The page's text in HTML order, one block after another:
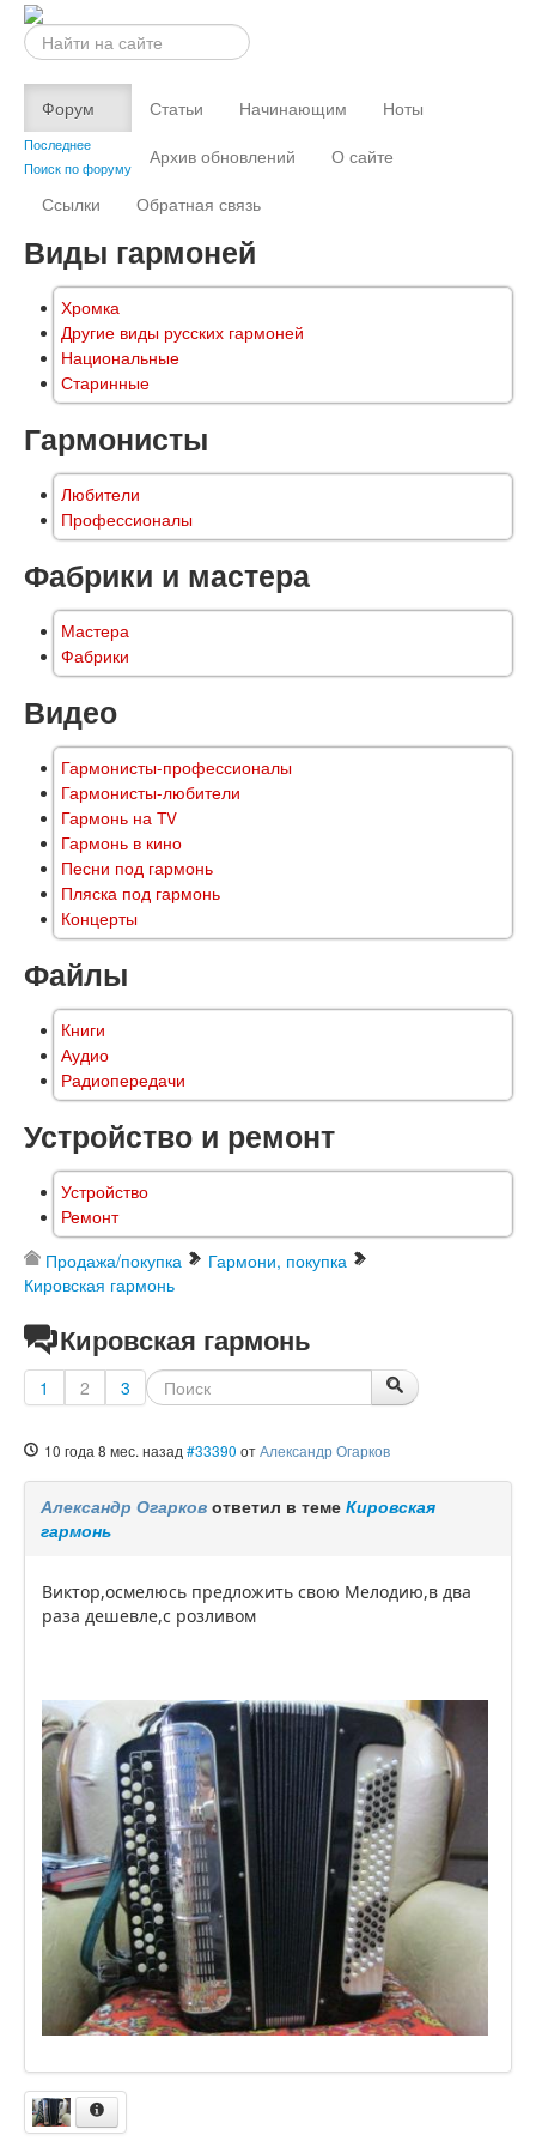
Искать...
Форум
Последнее
Поиск по форуму
Статьи Начинающим
Ноты
Архив обновлений
О сайте
Ссылки
Обратная связь
Виды гармоней
Хромка
Другие виды русских гармоней
Национальные
Старинные
Гармонисты
Любители
Профессионалы
Фабрики и мастера
Мастера
Фабрики
Видео
Гармонисты-профессионалы
Гармонисты-любители
Гармонь на TV
Гармонь в кино
Песни под гармонь
Пляска под гармонь
Концерты
Файлы
Книги
Аудио
Радиопередачи
Устройство и ремонт
Устройство
Ремонт
Продажа/покупка
Гармони, покупка
Кировская гармонь
Кировская гармонь
1 2 3
10 года 8 мес. назад #33390 отАлександр Огарков
Александр Огарков ответил в теме Кировская
гармонь
Виктор,осмелюсь предложить свою Мелодию,в два
раза дешевле,с розливом